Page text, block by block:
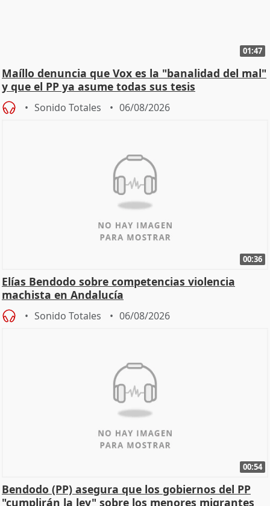
01:47
Maíllo denuncia que Vox es la "banalidad del mal"
y que el PP ya asume todas sus tesis
Sonido Totales 06/08/2026
00:36
Elías Bendodo sobre competencias violencia
machista en Andalucía
Sonido Totales 06/08/2026
00:54
Bendodo (PP) asegura que los gobiernos del PP
"cumplirán la ley" sobre los menores migrantes